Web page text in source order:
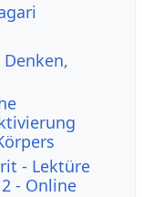
Denken,
- Lektüre
- Online